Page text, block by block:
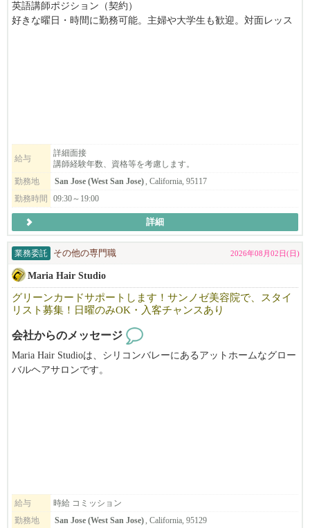
英語講師ポジション（契約）
好きな曜日・時間に勤務可能。主婦や大学生も歓迎。対面レッス
English Communication Service (ECS) is seeking dedicated English teac
hers who strive to help students reach their full potential while providing
instruction with empathy and care.
給与
詳細面接
講師経験年数、資格等を考慮します。
勤務地
San Jose (West San Jose), California, 95117
勤務時間
09:30～19:00
詳細
業務委託 その他の専門職 2026年08月02日(日)
Maria Hair Studio
グリーンカードサポートします！サンノゼ美容院で、スタイ
リスト募集！日曜のみOK・入客チャンスあり
会社からのメッセージ
Maria Hair Studioは、シリコンバレーにあるアットホームなグロー
バルヘアサロンです。
当サロンでは、日常にフィットするナチュラルスタイルから、
給与
時給 コミッション
勤務地
San Jose (West San Jose) , California, 95129